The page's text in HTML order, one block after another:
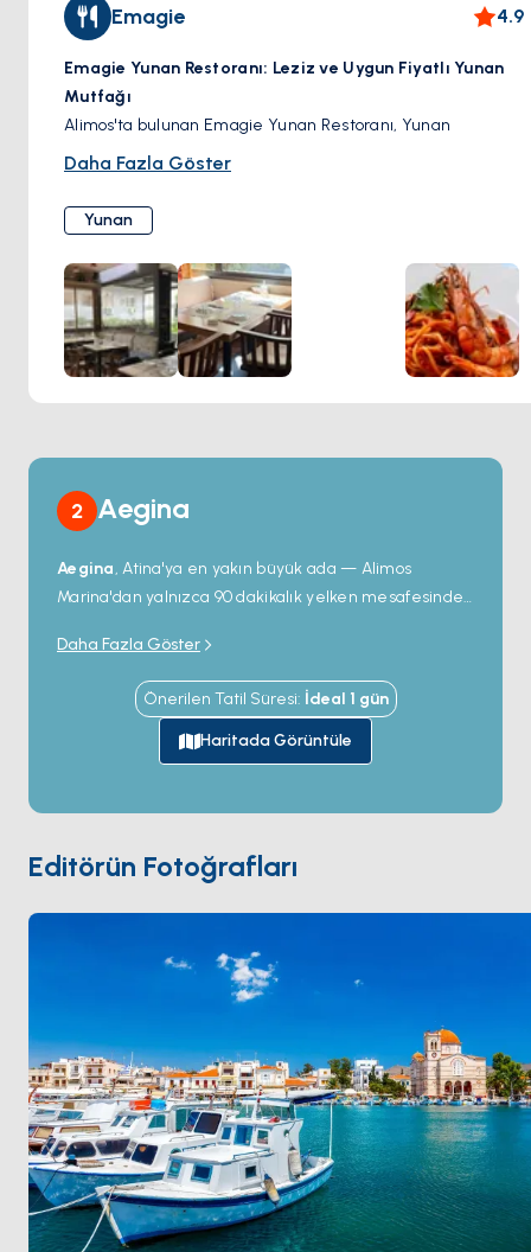
Emagie 4.9
Emagie Yunan Restoranı: Leziz ve Uygun Fiyatlı Yunan
Mutfağı
Alimos'ta bulunan Emagie Yunan Restoranı, Yunan
mutfağına odaklanmasıyla keyifli bir yemek deneyimi
fiyatlarla otantik Yunan lezzetleri arayanlar için popüler bir
mekan haline geldi. Restoran, retro dekoruyla eski bir
tavernanın sıcaklığını ve çekiciliğini yansıtmak üzere
tasarlanmış olup misafirlerine rahat ve konforlu bir atmosfer
sunar. Menü, salatalar ve soğuk başlangıçlardan sıcak
başlangıçlara, ızgara ürünlerine, deniz ürünlerine ve klasik
Yunan yemeklerine kadar uzanan geniş bir yelpazede
Yunan mutfak geleneklerini kutluyor. Emagie, her yemeğin
yalnızca Yunan ürünleri kullanmaya büyük önem veriyor.
İster kırmızı soslu doyurucu bir dana eti yemeği, ister
ferahlatıcı bir Yunan salatası veya arkadaşlarınızla
tadına uygun bir seçenek sunar.
Daha Fazla Göster
Yunan
2 Aegina
Aegina, Atina'ya en yakın büyük ada — Alimos
Marina'dan yalnızca 90 dakikalık yelken mesafesinde
ulusal çapta tanınıyor. Liman kasabası Aegina'nın
1827'de modern Yunanistan'ın ilk başkenti olarak kısa
süre hizmet ettiği dönemden kalma 19. yüzyıl
neoklasik mimarisini koruyor. Doğu kıyısının üzerindeki
tepede MÖ 5. yüzyıldan kalmaAphaia Tapınağı
yüzme körfezlerini barındırıyor; sonuncusu taze deniz
ürünleriyle ünlü bir balıkçı köyü. Aegina
dakika. SezonNisan ile Ekimarası açık.
Daha Fazla Göster
Önerilen Tatil Süresi: İdeal 1 gün
Haritada Görüntüle
Editörün Fotoğrafları